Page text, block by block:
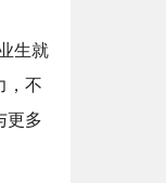
生就
，不
更多